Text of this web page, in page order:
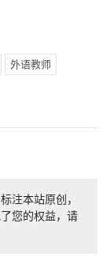
外语教师
注本站原创，
您的权益，请